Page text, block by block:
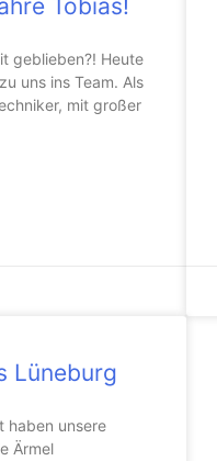
Tobias!
geblieben?! Heute
uns ins Team. Als
mit großer
Lüneburg
haben unsere
Ärmel